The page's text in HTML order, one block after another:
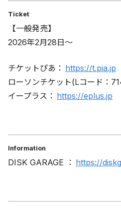
Ticket
【一般発売】
2026年2月28日～
チケットぴあ： https://t.pia.jp
ローソンチケット(Lコード：
イープラス： https://eplus.jp
Information
DISK GARAGE ： https://